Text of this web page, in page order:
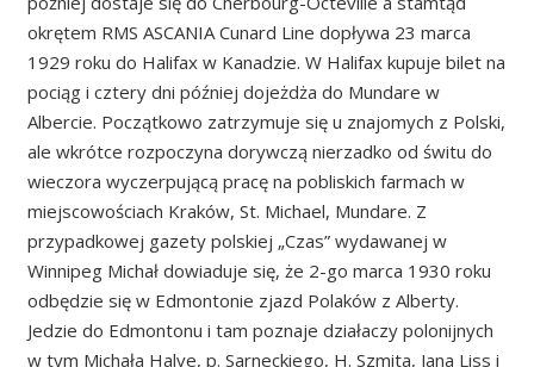
okrętem RMS ASCANIA Cunard Line dopływa 23 marca
1929 roku do Halifax w Kanadzie. W Halifax kupuje bilet na
pociąg i cztery dni później dojeżdża do Mundare w
Albercie. Początkowo zatrzymuje się u znajomych z Polski,
ale wkrótce rozpoczyna dorywczą nierzadko od świtu do
wieczora wyczerpującą pracę na pobliskich farmach w
miejscowościach Kraków, St. Michael, Mundare. Z
przypadkowej gazety polskiej „Czas” wydawanej w
Winnipeg Michał dowiaduje się, że 2-go marca 1930 roku
odbędzie się w Edmontonie zjazd Polaków z Alberty.
Jedzie do Edmontonu i tam poznaje działaczy polonijnych
w tym Michała Halve, p. Sarneckiego, H. Szmita, Jana Liss i